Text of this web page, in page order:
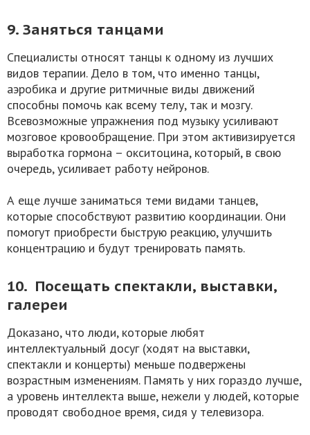
9. Заняться танцами
Специалисты относят танцы к одному из лучших
видов терапии. Дело в том, что именно танцы,
аэробика и другие ритмичные виды движений
способны помочь как всему телу, так и мозгу.
Всевозможные упражнения под музыку усиливают
мозговое кровообращение. При этом активизируется
выработка гормона – окситоцина, который, в свою
очередь, усиливает работу нейронов.
А еще лучше заниматься теми видами танцев,
которые способствуют развитию координации. Они
помогут приобрести быструю реакцию, улучшить
концентрацию и будут тренировать память.
10. Посещать спектакли, выставки,
галереи
Доказано, что люди, которые любят
интеллектуальный досуг (ходят на выставки,
спектакли и концерты) меньше подвержены
возрастным изменениям. Память у них гораздо лучше,
а уровень интеллекта выше, нежели у людей, которые
проводят свободное время, сидя у телевизора.